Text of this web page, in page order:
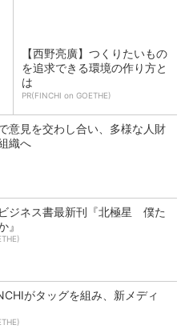
【西野亮廣】つくりたいもの
を追求できる環境の作り方と
は
PR(FINCHI on GOETHE)
意見を交わし合い、多様な人財
織へ
ビジネス書最新刊『北極星 僕た
』
がタッグを組み、新メディ